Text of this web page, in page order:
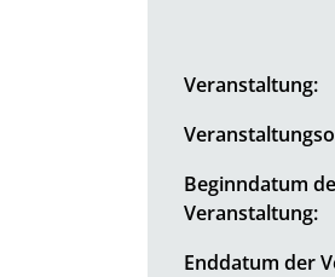
Veranstaltung:
Beginndatum
Veranstaltung:
Enddatum der